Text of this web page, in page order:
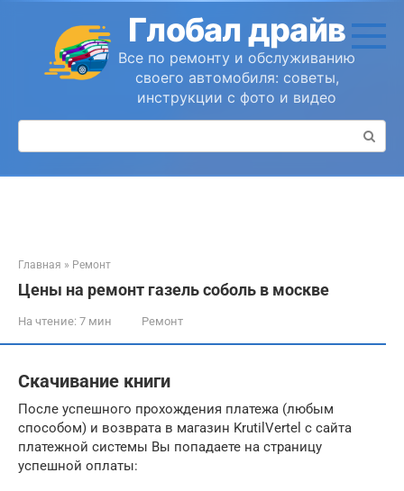
контенту
Глобал драйв
Все по ремонту и обслуживанию
своего автомобиля: советы,
инструкции с фото и видео
Поиск:
Главная » Ремонт
Цены на ремонт газель соболь в москве
На чтение: 7 мин Ремонт
Скачивание книги
После успешного прохождения платежа (любым
способом) и возврата в магазин KrutilVertel с сайта
платежной системы Вы попадаете на страницу
успешной оплаты: